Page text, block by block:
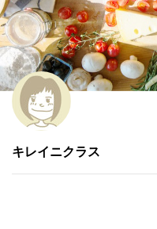
キレイニクラス